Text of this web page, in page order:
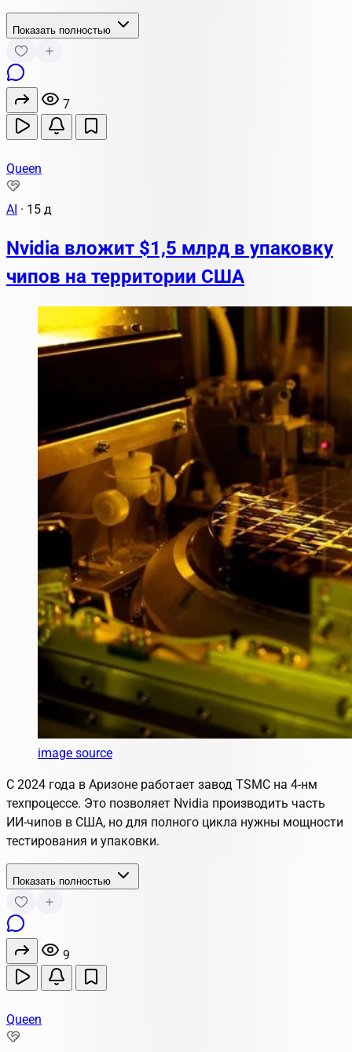
Показать полностью
7
Queen
AI · 15 д
Nvidia вложит $1,5 млрд в упаковку
чипов на территории США
image source
С 2024 года в Аризоне работает завод TSMC на 4-нм
техпроцессе. Это позволяет Nvidia производить часть
ИИ-чипов в США, но для полного цикла нужны мощности
тестирования и упаковки.
Показать полностью
9
Queen